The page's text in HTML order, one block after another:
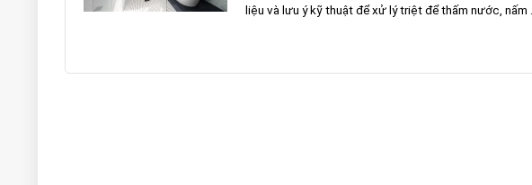
liệu và lưu ý kỹ thuật để xử lý triệt để thấm nước, nấm ...